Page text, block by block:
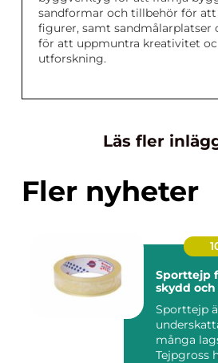
sandformar och tillbehör för att
figurer, samt sandmålarplatser
för att uppmuntra kreativitet
utforskning.
Läs fler
Fler nyheter
Sporttejp
skydd
Sporttejp
många
Tejpgross